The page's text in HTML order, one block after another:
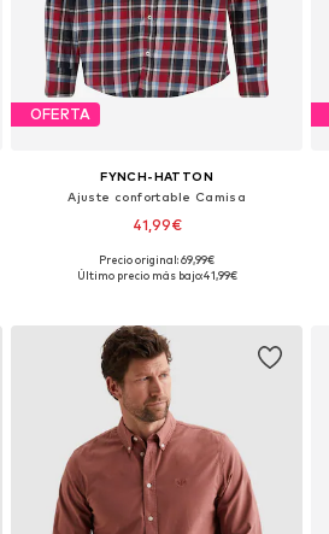
OFERTA
FYNCH-HATTON
Ajuste confortable Camisa
41,99€
Tallas disponibles: S, M, L, XL, XXL, XXXL
Precio original: 69,99€
Último precio más bajo:41,99€